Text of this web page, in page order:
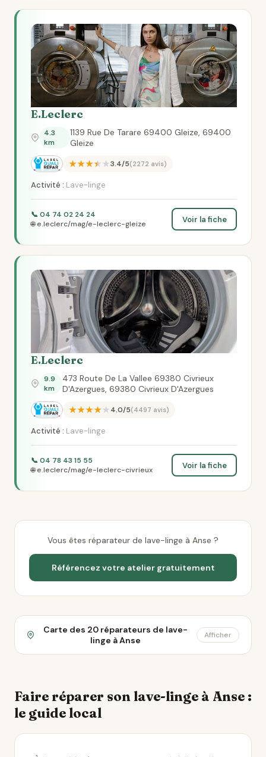
E.Leclerc
4.3
km
1139 Rue De Tarare 69400 Gleize, 69400
Gleize
★★★★★3.4/5(2272 avis)
Activité : Lave-linge
📞 04 74 02 24 24
🌐 e.leclerc/mag/e-leclerc-gleize
Voir la fiche
E.Leclerc
9.9
km
473 Route De La Vallee 69380 Civrieux
D'Azergues, 69380 Civrieux D'Azergues
★★★★★4.0/5(4497 avis)
Activité : Lave-linge
📞 04 78 43 15 55
🌐 e.leclerc/mag/e-leclerc-civrieux
Voir la fiche
Vous êtes réparateur de lave-linge à Anse ?
Référencez votre atelier gratuitement
Carte des 20 réparateurs de lave-
linge à Anse
Afficher
Faire réparer son lave-linge à Anse :
le guide local